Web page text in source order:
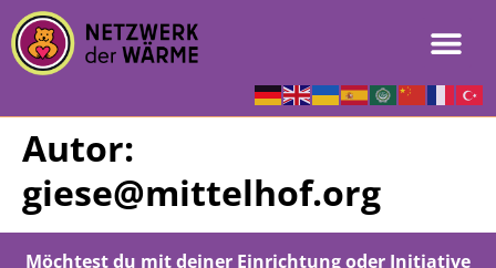
Autor:
giese@mittelhof.org
Möchtest du mit deiner Einrichtung oder Initiative